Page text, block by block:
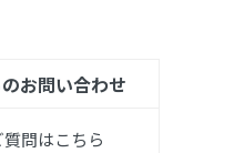
お問い合わせ
問はこちら